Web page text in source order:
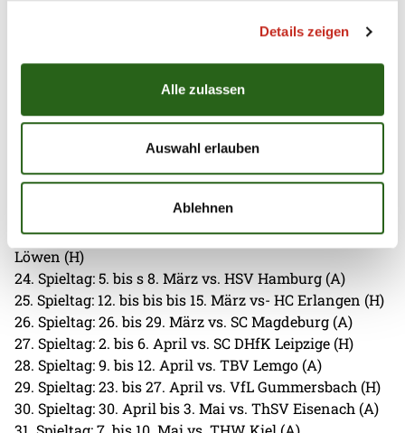
Details zeigen
Alle zulassen
Auswahl erlauben
Ablehnen
17. Spieltag: 13. bis 15. Dezember vs. HSG Wetzlar (H)
18. Spieltag: 20. bis 21. Dezember vs. GWD Minden (A)
Göppingen (H)
Jahreswende von 2025 auf 2026
20. Spieltag: 10. bis 11. Februar vs. HSG Wetzlar (A)
21. Spieltag: 13. bis 16. Februar vs. TVB Stuttgart (H)
22. Spieltag: 19. bis 22. Februar vs. Bergischer HC (A)
23. Spieltag: 26. Februar bis 2. März vs. Rhein-Neckar
Löwen (H)
24. Spieltag: 5. bis s 8. März vs. HSV Hamburg (A)
25. Spieltag: 12. bis bis bis 15. März vs- HC Erlangen (H)
26. Spieltag: 26. bis 29. März vs. SC Magdeburg (A)
27. Spieltag: 2. bis 6. April vs. SC DHfK Leipzige (H)
28. Spieltag: 9. bis 12. April vs. TBV Lemgo (A)
29. Spieltag: 23. bis 27. April vs. VfL Gummersbach (H)
30. Spieltag: 30. April bis 3. Mai vs. ThSV Eisenach (A)